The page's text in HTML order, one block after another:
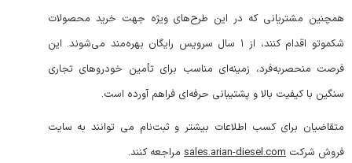
همچنین مشتریانی که در این طرح‌های ویژه جهت خرید محصولات
شکموتو اقدام کنند، از ۱ سال سرویس رایگان بهره‌مند می‌شوند. این
فرصت منحصربه‌فرد، زمینه‌ای مناسب برای تأمین خودروهای تجاری
سنگین با کیفیت بالا و پشتیبانی حرفه‌ای فراهم آورده است.
متقاضیان برای کسب اطلاعات بیشتر و ثبت‌نام می توانند به سایت
فروش شرکت sales.arian-diesel.com مراجعه کنند.